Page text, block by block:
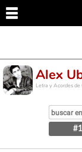
Alex
Letra y Acordes